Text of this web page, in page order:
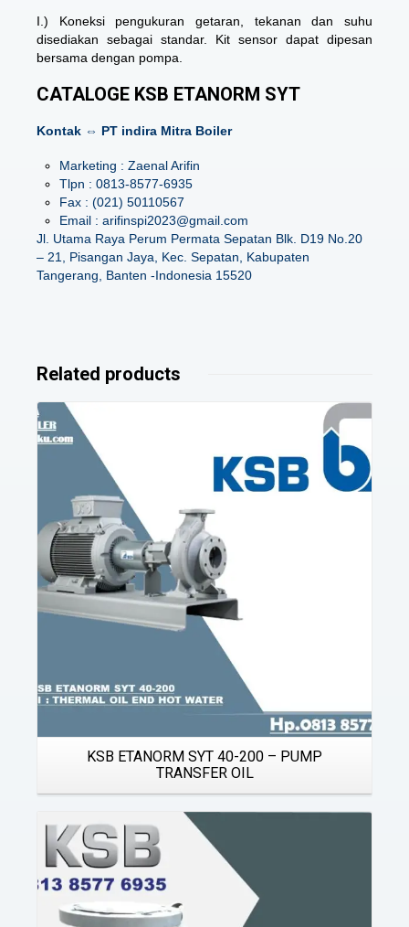
I.) Koneksi pengukuran getaran, tekanan dan suhu
disediakan sebagai standar. Kit sensor dapat dipesan
bersama dengan pompa.
CATALOGE KSB ETANORM SYT
Kontak ⇔ PT indira Mitra Boiler
Marketing : Zaenal Arifin
Tlpn : 0813-8577-6935
Fax : (021) 50110567
Email : arifinspi2023@gmail.com
Jl. Utama Raya Perum Permata Sepatan Blk. D19 No.20
– 21, Pisangan Jaya, Kec. Sepatan, Kabupaten
Tangerang, Banten -Indonesia 15520
Related products
Details
KSB ETANORM SYT 40-200 – PUMP
TRANSFER OIL